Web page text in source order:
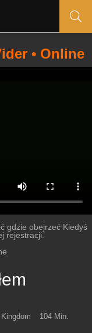
• Online
gdzie obejrzeć Kiedyś
rejestracji.
104 Min.